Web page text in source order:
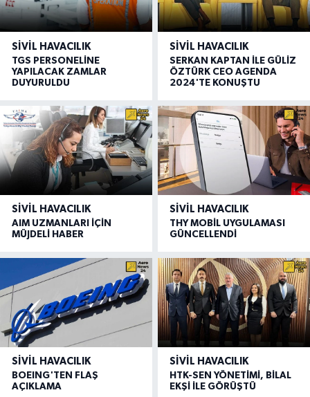
SIVIL HAVACILIK
TGS PERSONELİNE
YAPILACAK ZAMLAR
DUYURULDU
SIVIL HAVACILIK
SERKAN KAPTAN İLE GÜLİZ
ÖZTÜRK CEO AGENDA
2024'TE KONUŞTU
SIVIL HAVACILIK
AIM UZMANLARI İÇİN
MÜJDELİ HABER
SIVIL HAVACILIK
THY MOBİL UYGULAMASI
GÜNCELLENDİ
SIVIL HAVACILIK
BOEING'TEN FLAŞ
AÇIKLAMA
SIVIL HAVACILIK
HTK-SEN YÖNETİMİ, BİLAL
EKŞİ İLE GÖRÜŞTÜ